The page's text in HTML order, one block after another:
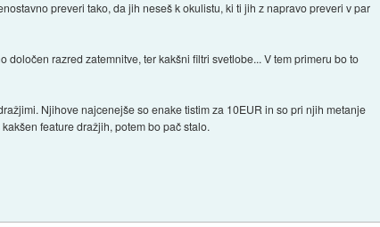
preveri tako, da jih neseš k okulistu, ki ti jih z napravo preveri v par
razred zatemnitve, ter kakšni filtri svetlobe... V tem primeru bo to
Njihove najcenejše so enake tistim za 10EUR in so pri njih metanje
feature dražjih, potem bo pač stalo.